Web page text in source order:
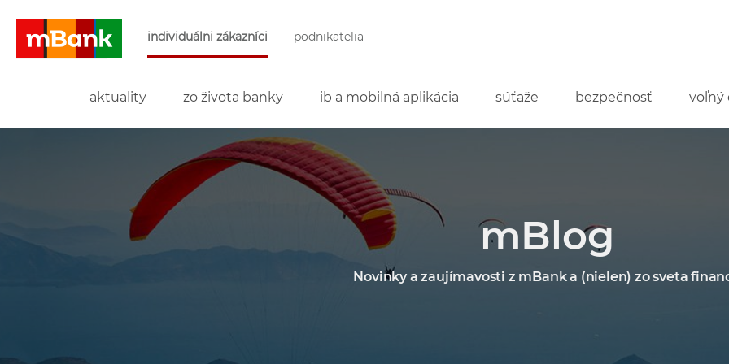
individuálni zákazníci podnikatelia
aktuality zo života banky ib a mobilná aplikácia súťaže bezpečnosť voľný
mBlog
Novinky a zaujímavosti z mBank a (nielen) zo sveta